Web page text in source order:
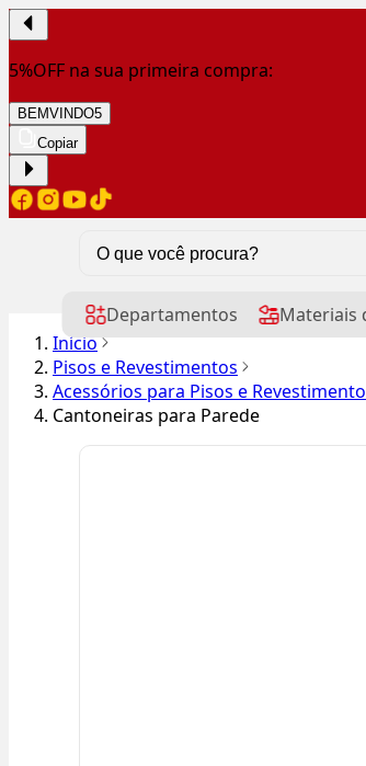
5%OFF na sua primeira compra:
BEMVINDO5
Copiar
Departamentos Materiais
Início
Pisos e Revestimentos
Acessórios para Pisos e
Cantoneiras para Parede